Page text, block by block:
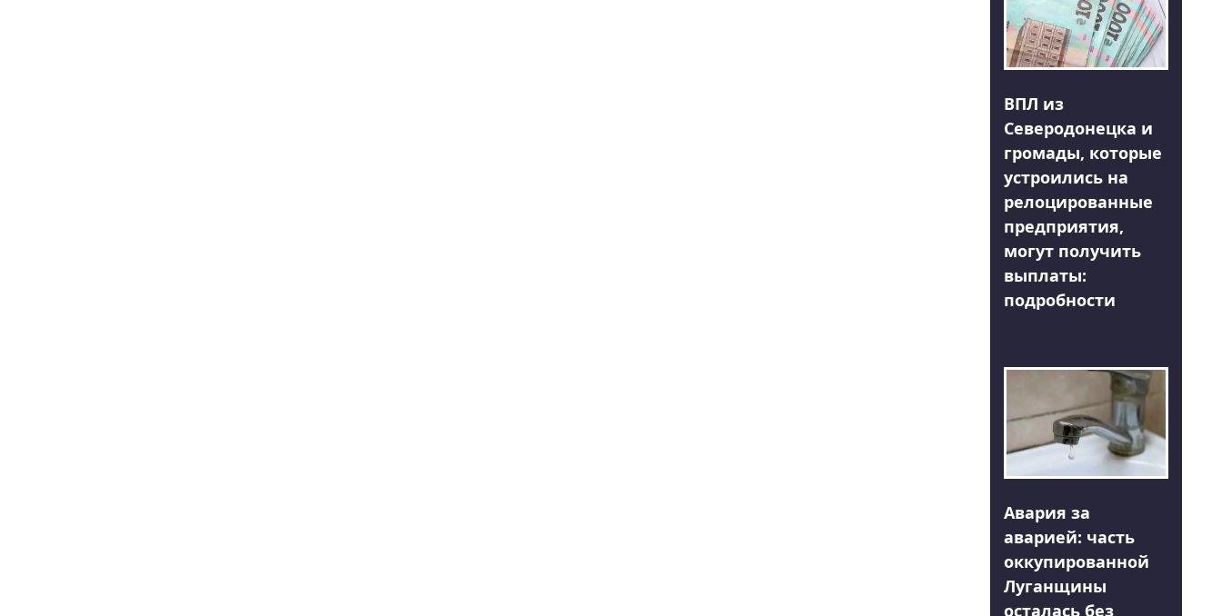
ВПЛ из
Северодонецка и
громады, которые
устроились на
релоцированные
предприятия,
могут получить
выплаты:
подробности
Авария за
аварией: часть
оккупированной
Луганщины
осталась без